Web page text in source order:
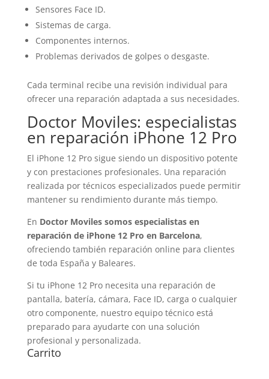
Sensores Face ID.
Sistemas de carga.
Componentes internos.
Problemas derivados de golpes o desgaste.
Cada terminal recibe una revisión individual para
ofrecer una reparación adaptada a sus necesidades.
Doctor Moviles: especialistas
en reparación iPhone 12 Pro
El iPhone 12 Pro sigue siendo un dispositivo potente
y con prestaciones profesionales. Una reparación
realizada por técnicos especializados puede permitir
mantener su rendimiento durante más tiempo.
En Doctor Moviles somos especialistas en
reparación de iPhone 12 Pro en Barcelona,
ofreciendo también reparación online para clientes
de toda España y Baleares.
Si tu iPhone 12 Pro necesita una reparación de
pantalla, batería, cámara, Face ID, carga o cualquier
otro componente, nuestro equipo técnico está
preparado para ayudarte con una solución
profesional y personalizada.
Carrito